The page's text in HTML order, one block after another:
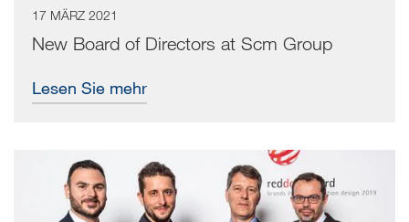
17 MÄRZ 2021
New Board of Directors at Scm Group
Lesen Sie mehr